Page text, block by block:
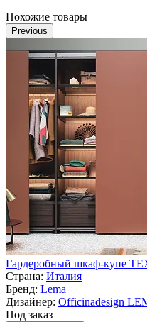
Похожие товары
Previous
Гардеробный шкаф-купе
Страна: Италия
Бренд: Lema
Дизайнер: Officinadesign
Под заказ